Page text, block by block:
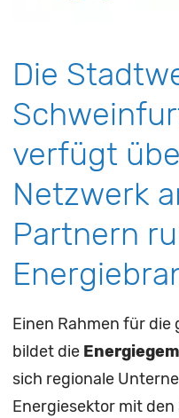
Die
verfügt
Netzwerk
Partnern
Einen Rahmen für die
bildet die
sich regionale
Energiesektor mit